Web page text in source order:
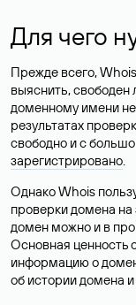
Для чего
Прежде всего,
выяснить,
доменному имени
результатах
свободно и с
зарегистрировано.
Однако Whois
проверки домена на
домен можно и в
Основная ценность
информацию о
об истории домена